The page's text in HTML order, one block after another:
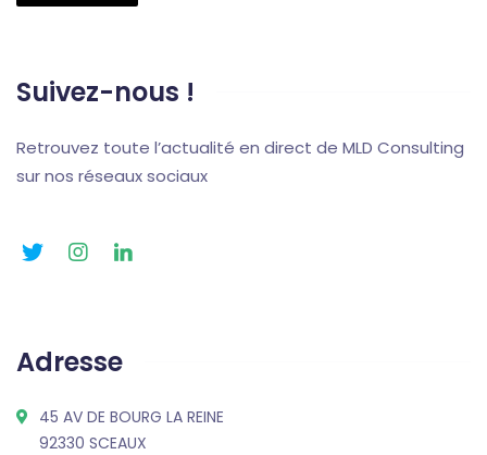
Suivez-nous !
Retrouvez toute l’actualité en direct de MLD Consulting
sur nos réseaux sociaux
Adresse
45 AV DE BOURG LA REINE
92330 SCEAUX